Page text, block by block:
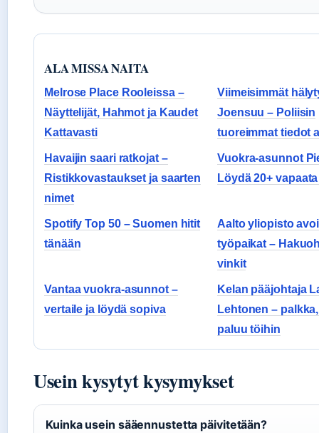
ALA MISSA NAITA
Melrose Place Rooleissa –
Näyttelijät, Hahmot ja Kaudet
Kattavasti
Viimeisimmät
Joensuu – Poliisin
tuoreimmat tiedot
Havaijin saari ratkojat –
Ristikkovastaukset ja saarten
nimet
Vuokra-asunnot
Löydä 20+
Spotify Top 50 – Suomen hitit
tänään
Aalto yliopisto
työpaikat –
vinkit
Vantaa vuokra-asunnot –
vertaile ja löydä sopiva
Kelan pääjohtaja
Lehtonen –
paluu töihin
Usein kysytyt kysymykset
Kuinka usein sääennustetta päivitetään?